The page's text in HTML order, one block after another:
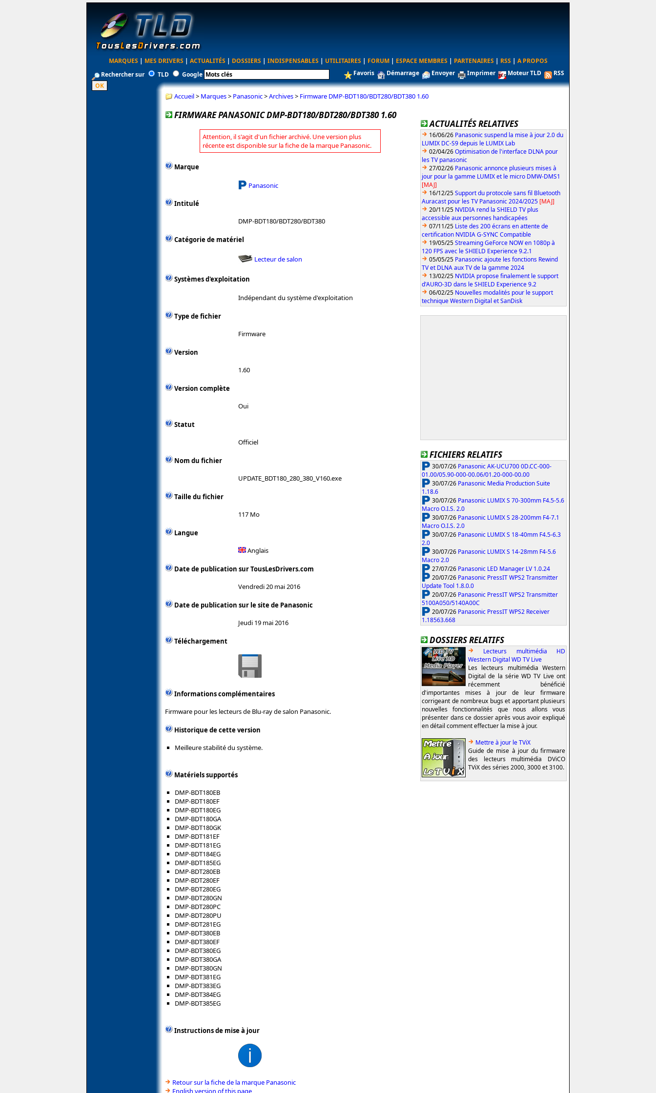
MARQUES | MES DRIVERS | ACTUALITÉS | DOSSIERS | INDISPENSABLES | UTILITAIRES | FORUM | ESPACE MEMBRES | PARTENAIRES | RSS | A PROPOS
Rechercher sur
TLD Google Favoris Démarrage Envoyer Imprimer Moteur TLD RSS
Accueil> Marques> Panasonic>Archives> Firmware DMP-BDT180/BDT280/BDT380 1.60
FIRMWARE PANASONIC DMP-BDT180/BDT280/BDT380 1.60
Attention, il s'agit d'un fichier archivé. Une version plus
récente est disponible sur la fiche de la marque Panasonic.
Marque
Panasonic
Intitulé
DMP-BDT180/BDT280/BDT380
Catégorie de matériel
Lecteur de salon
Systèmes d'exploitation
Indépendant du système d'exploitation
Type de fichier
Firmware
Version
1.60
Version complète
Oui
Statut
Officiel
Nom du fichier
UPDATE_BDT180_280_380_V160.exe
Taille du fichier
117 Mo
Langue
Anglais
Date de publication sur TousLesDrivers.com
Vendredi 20 mai 2016
Date de publication sur le site de Panasonic
Jeudi 19 mai 2016
Téléchargement
Informations complémentaires
Firmware pour les lecteurs de Blu-ray de salon Panasonic.
Historique de cette version
Meilleure stabilité du système.
Matériels supportés
DMP-BDT180EB
DMP-BDT180EF
DMP-BDT180EG
DMP-BDT180GA
DMP-BDT180GK
DMP-BDT181EF
DMP-BDT181EG
DMP-BDT184EG
DMP-BDT185EG
DMP-BDT280EB
DMP-BDT280EF
DMP-BDT280EG
DMP-BDT280GN
DMP-BDT280PC
DMP-BDT280PU
DMP-BDT281EG
DMP-BDT380EB
DMP-BDT380EF
DMP-BDT380EG
DMP-BDT380GA
DMP-BDT380GN
DMP-BDT381EG
DMP-BDT383EG
DMP-BDT384EG
DMP-BDT385EG
Instructions de mise à jour
Retour sur la fiche de la marque Panasonic
English version of this page
ACTUALITÉS RELATIVES
16/06/26 Panasonic suspend la mise à jour 2.0 du
LUMIX DC-S9 depuis le LUMIX Lab
02/04/26Optimisation de l'interface DLNA pour
les TV panasonic
27/02/26 Panasonic annonce plusieurs mises à
jour pour la gamme LUMIX et le micro DMW-DMS1
[MAJ]
16/12/25Support du protocole sans fil Bluetooth
Auracast pour les TV Panasonic 2024/2025 [MAJ]
20/11/25 NVIDIA rend la SHIELD TV plus
accessible aux personnes handicapées
07/11/25 Liste des 200 écrans en attente de
certification NVIDIA G-SYNC Compatible
19/05/25Streaming GeForce NOW en 1080p à
120 FPS avec le SHIELD Experience 9.2.1
05/05/25 Panasonic ajoute les fonctions Rewind
TV et DLNA aux TV de la gamme 2024
13/02/25 NVIDIA propose finalement le support
d'AURO-3D dans le SHIELD Experience 9.2
06/02/25 Nouvelles modalités pour le support
technique Western Digital et SanDisk
FICHIERS RELATIFS
30/07/26 Panasonic AK-UCU700 0D.CC-000-
01.00/05.90-000-00.06/01.20-000-00.00
30/07/26 Panasonic Media Production Suite
1.18.6
30/07/26 Panasonic LUMIX S 70-300mm F4.5-5.6
Macro O.I.S. 2.0
30/07/26 Panasonic LUMIX S 28-200mm F4-7.1
Macro O.I.S. 2.0
30/07/26 Panasonic LUMIX S 18-40mm F4.5-6.3
2.0
30/07/26 Panasonic LUMIX S 14-28mm F4-5.6
Macro 2.0
27/07/26 Panasonic LED Manager LV 1.0.24
20/07/26 Panasonic PressIT WPS2 Transmitter
Update Tool 1.8.0.0
20/07/26 Panasonic PressIT WPS2 Transmitter
5100A050/5140A00C
20/07/26 Panasonic PressIT WPS2 Receiver
1.18563.668
DOSSIERS RELATIFS
Lecteurs multimédia HD
Western Digital WD TV Live
Les lecteurs multimédia Western
Digital de la série WD TV Live ont
récemment bénéficié
d'importantes mises à jour de leur firmware
corrigeant de nombreux bugs et apportant plusieurs
nouvelles fonctionnalités que nous allons vous
présenter dans ce dossier après vous avoir expliqué
en détail comment effectuer la mise à jour.
Mettre à jour le TViX
Guide de mise à jour du firmware
des lecteurs multimédia DViCO
TViX des séries 2000, 3000 et 3100.